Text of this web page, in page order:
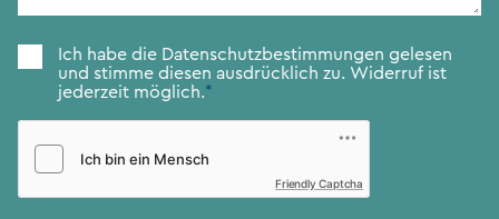
Zustimmung*
Ich habe die Datenschutzbestimmungen gelesen
und stimme diesen ausdrücklich zu. Widerruf ist
jederzeit möglich.*
Friendly Captcha